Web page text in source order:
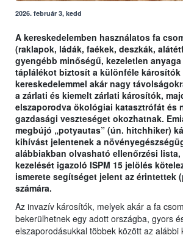
2026. február 3, kedd
A kereskedelemben használatos fa
(raklapok, ládák, faékek, deszkák,
gyengébb minőségű, kezeletlen
táplálékot biztosít a különféle károsítók
kereskedelemmel akár nagy
a zárlati és kiemelt zárlati károsítók,
elszaporodva ökológiai katasztrófát és
gazdasági veszteséget okozhatnak.
megbújó „potyautas” (ún. hitchhiker)
kihívást jelentenek a
alábbiakban olvasható ellenőrzési
kezelését igazoló ISPM 15 jelölés
ismerete segítséget jelent az érintettek
számára.
Az invazív károsítók, melyek akár a fa
bekerülhetnek egy adott országba, gyors
elszaporodásukkal többek között az alábbi